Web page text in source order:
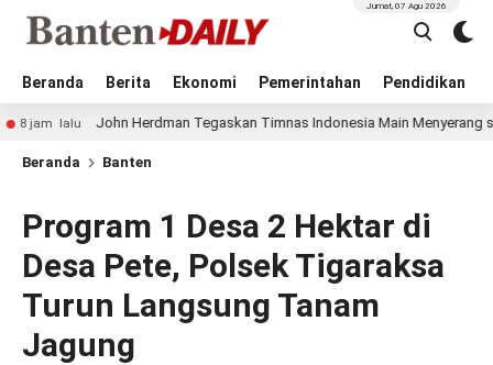
Beranda Berita Ekonomi Pemerintahan Pendidikan
Jumat, 07 Agu 2026
John Herdman Tegaskan Timnas Indonesia Main Menyerang saat
Beranda Banten
Program 1 Desa 2 Hektar di
Desa Pete, Polsek Tigaraksa
Turun Langsung Tanam
Jagung